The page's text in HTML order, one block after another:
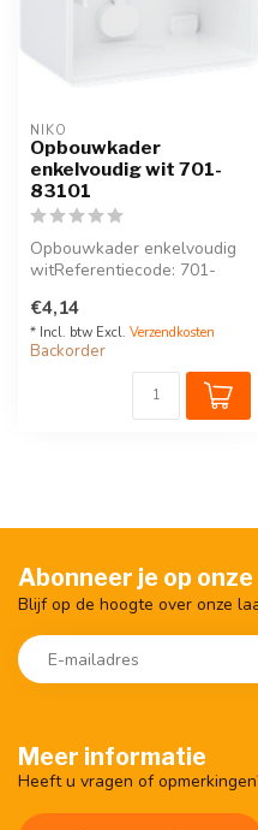
NIKO
Opbouwkader
enkelvoudig wit 701-
83101
Opbouwkader enkelvoudig
witReferentiecode: 701-
€4,14
* Incl. btw Excl. Verzendkosten
Backorder
Meer informatie
Heeft u vragen of
Abonneer je op
Blijf op de hoogte over onze